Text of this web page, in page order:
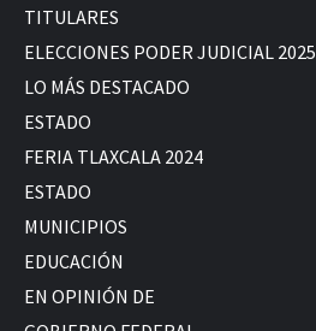
TITULARES
ELECCIONES PODER JUDICIAL 2025
LO MÁS DESTACADO
ESTADO
FERIA TLAXCALA 2024
ESTADO
MUNICIPIOS
EDUCACIÓN
EN OPINIÓN DE